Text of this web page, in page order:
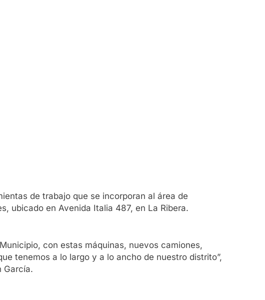
de trabajo que se incorporan al área de
ubicado en Avenida Italia 487, en La Ribera.
con estas máquinas, nuevos camiones,
tenemos a lo largo y a lo ancho de nuestro distrito”,
García.